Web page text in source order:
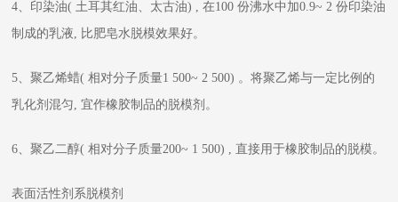
4、印染油( 土耳其红油、太古油) , 在100 份沸水中加0.9~ 2 份印染油
制成的乳液, 比肥皂水脱模效果好。
5、聚乙烯蜡( 相对分子质量1 500~ 2 500) 。将聚乙烯与一定比例的
乳化剂混匀, 宜作橡胶制品的脱模剂。
6、聚乙二醇( 相对分子质量200~ 1 500) , 直接用于橡胶制品的脱模。
表面活性剂系脱模剂